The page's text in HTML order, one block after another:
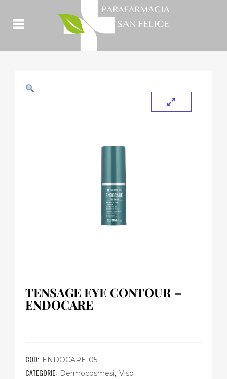
TENSAGE EYE CONTOUR –
ENDOCARE
COD: ENDOCARE-05
CATEGORIE: Dermocosmesi Viso